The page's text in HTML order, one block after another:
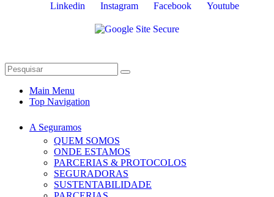
Linkedin Instagram Facebook Youtube
Main Menu
Top Navigation
A Seguramos
QUEM SOMOS
ONDE ESTAMOS
PARCERIAS & PROTOCOLOS
SEGURADORAS
SUSTENTABILIDADE